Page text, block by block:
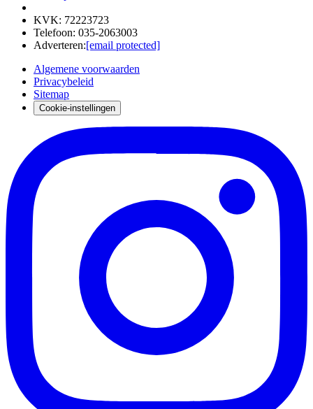
KVK: 72223723
Telefoon: 035-2063003
Adverteren:[email protected]
Algemene voorwaarden
Privacybeleid
Sitemap
Cookie-instellingen